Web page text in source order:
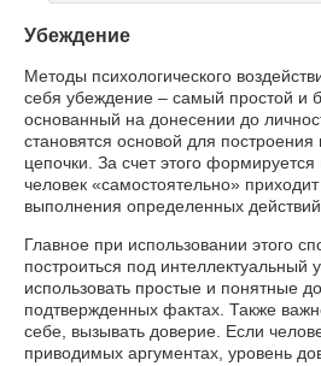
Убеждение
Методы психологического
себя убеждение – самый простой и
основанный на донесении до
становятся основой для построения
цепочки. За счет этого
человек «самостоятельно»
выполнения определенных действий.
Главное при использовании этого
построиться под интеллектуальный
использовать простые и понятные
подтвержденных фактах. Также
себе, вызывать доверие. Если
приводимых аргументах, уровень